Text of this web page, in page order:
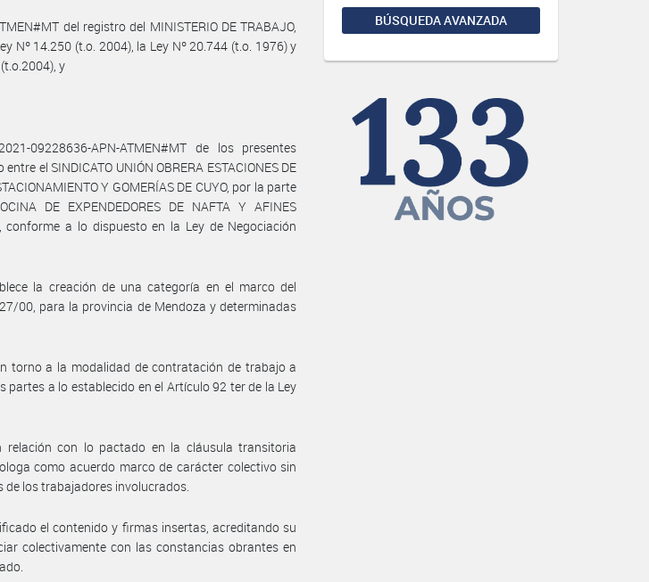
BÚSQUEDA AVANZADA
del registro del MINISTERIO DE TRABAJO,
Nº 14.250 (t.o. 2004), la Ley Nº 20.744 (t.o. 1976) y
y
09228636-APN-ATMEN#MT de los presentes
el SINDICATO UNIÓN OBRERA ESTACIONES DE
Y GOMERÍAS DE CUYO, por la parte
DE EXPENDEDORES DE NAFTA Y AFINES
conforme a lo dispuesto en la Ley de Negociación
la creación de una categoría en el marco del
00, para la provincia de Mendoza y determinadas
torno a la modalidad de contratación de trabajo a
partes a lo establecido en el Artículo 92 ter de la Ley
relación con lo pactado en la cláusula transitoria
como acuerdo marco de carácter colectivo sin
de los trabajadores involucrados.
el contenido y firmas insertas, acreditando su
colectivamente con las constancias obrantes en